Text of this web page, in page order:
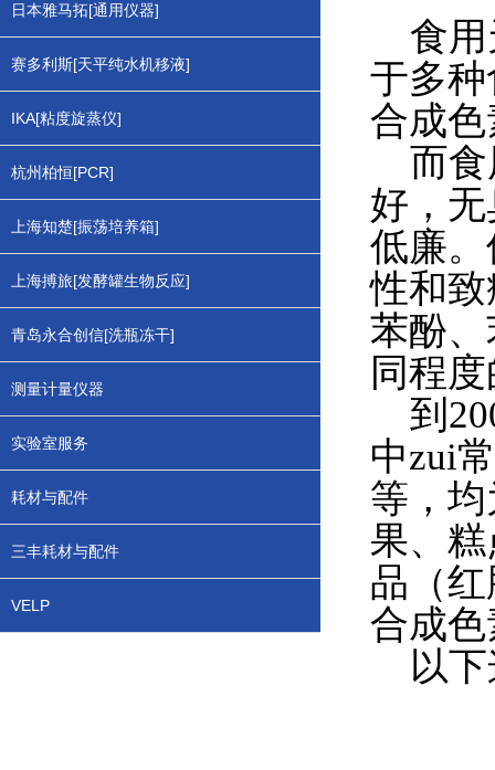
日本雅马拓[通用仪器]
赛多利斯[天平纯水机移液]
IKA[粘度旋蒸仪]
杭州柏恒[PCR]
上海知楚[振荡培养箱]
上海搏旅[发酵罐生物反应]
青岛永合创信[洗瓶冻干]
测量计量仪器
实验室服务
耗材与配件
三丰耗材与配件
VELP
食用
于多
合成
而食
好，
低廉
性和
苯酚
同程
到
中zui
等，
果、
品（
合成
以下